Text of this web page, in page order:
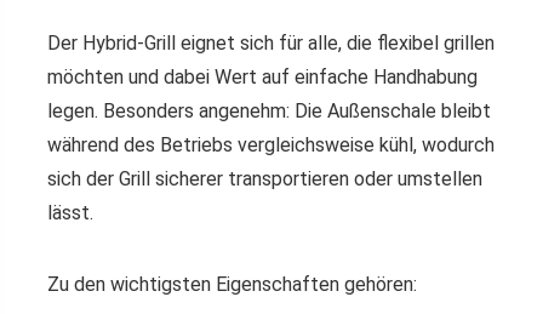
Der Hybrid-Grill eignet sich für alle, die flexibel grillen
möchten und dabei Wert auf einfache Handhabung
legen. Besonders angenehm: Die Außenschale bleibt
während des Betriebs vergleichsweise kühl, wodurch
sich der Grill sicherer transportieren oder umstellen
lässt.
Zu den wichtigsten Eigenschaften gehören: